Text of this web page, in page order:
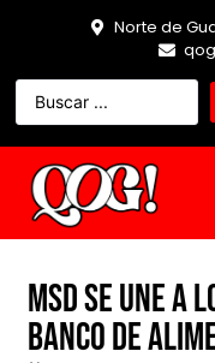
Norte de
MSD se une
Banco de